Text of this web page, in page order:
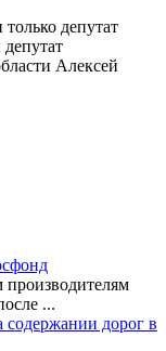
депутат
Алексей
...
содержании дорог в